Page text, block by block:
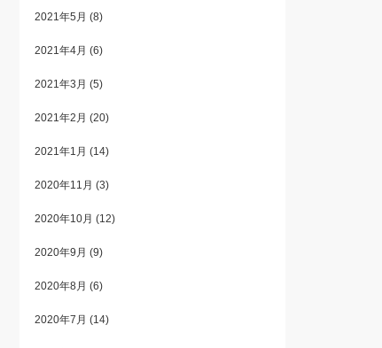
2021年5月 (8)
2021年4月 (6)
2021年3月 (5)
2021年2月 (20)
2021年1月 (14)
2020年11月 (3)
2020年10月 (12)
2020年9月 (9)
2020年8月 (6)
2020年7月 (14)